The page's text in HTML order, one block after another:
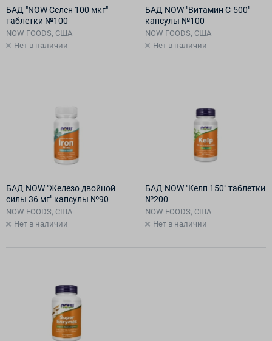
БАД "NOW Селен 100 мкг"
таблетки №100
NOW FOODS, США
Нет в наличии
БАД NOW "Витамин С-500"
капсулы №100
NOW FOODS, США
Нет в наличии
БАД NOW "Железо двойной
силы 36 мг" капсулы №90
NOW FOODS, США
Нет в наличии
БАД NOW "Келп 150" таблетки
№200
NOW FOODS, США
Нет в наличии